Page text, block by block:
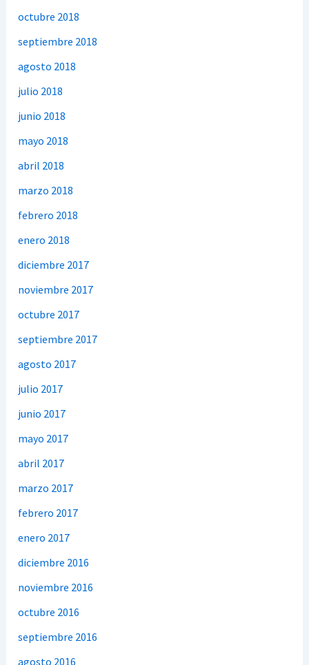
octubre 2018
septiembre 2018
agosto 2018
julio 2018
junio 2018
mayo 2018
abril 2018
marzo 2018
febrero 2018
enero 2018
diciembre 2017
noviembre 2017
octubre 2017
septiembre 2017
agosto 2017
julio 2017
junio 2017
mayo 2017
abril 2017
marzo 2017
febrero 2017
enero 2017
diciembre 2016
noviembre 2016
octubre 2016
septiembre 2016
agosto 2016